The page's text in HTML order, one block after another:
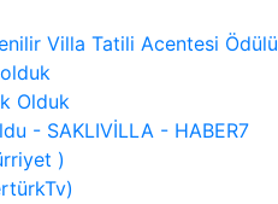
Villa Tatili Acentesi Ödülü
Olduk
- SAKLIVİLLA - HABER7
)